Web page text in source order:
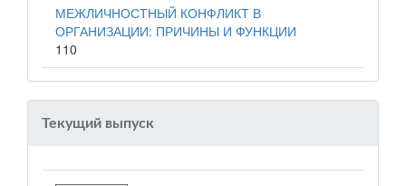
МЕЖЛИЧНОСТНЫЙ КОНФЛИКТ В
ОРГАНИЗАЦИИ: ПРИЧИНЫ И ФУНКЦИИ
110
Текущий выпуск